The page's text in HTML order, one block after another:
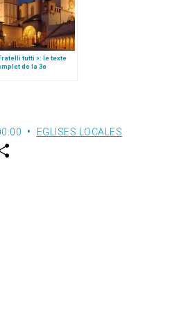
tutti »: le texte
de la 3e
EGLISES LOCALES